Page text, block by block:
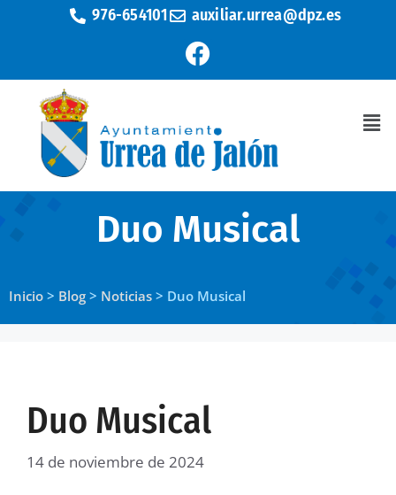
976-654101 auxiliar.urrea@dpz.es
Duo Musical
Inicio > Blog > Noticias > Duo Musical
Duo Musical
14 de noviembre de 2024